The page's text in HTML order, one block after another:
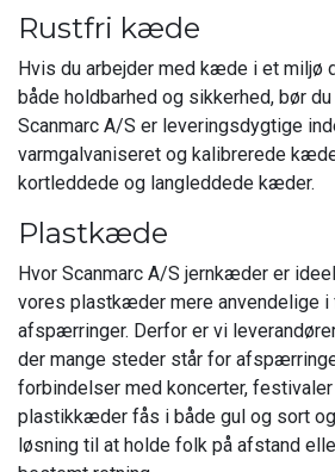
Rustfri kæde
Hvis du arbejder med kæde i et miljø
både holdbarhed og sikkerhed, bør
Scanmarc A/S er leveringsdygtige
varmgalvaniseret og kalibrerede
kortleddede og langleddede kæder.
Plastkæde
Hvor Scanmarc A/S jernkæder er
vores plastkæder mere anvendelige
afspærringer. Derfor er vi
der mange steder står for
forbindelser med koncerter,
plastikkæder fås i både gul og sort
løsning til at holde folk på afstand